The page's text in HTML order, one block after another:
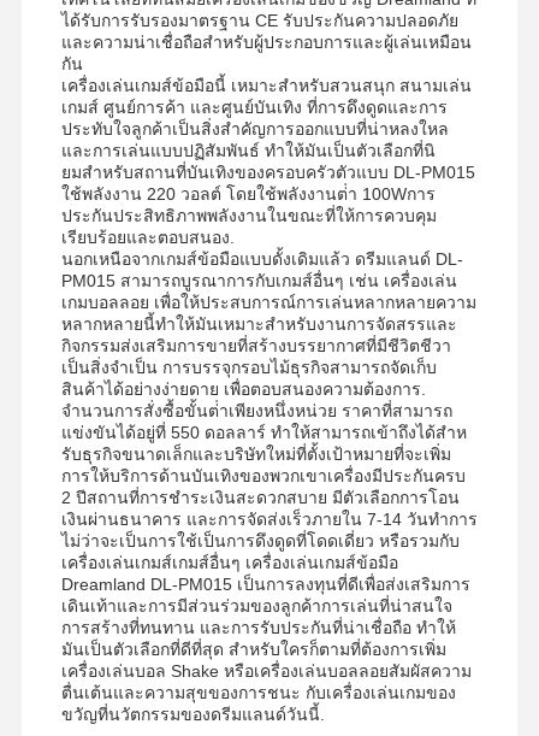
ทัวร์โรงงาน
ควบคุม
คุณภาพ
ติดต่อเรา ข่าว
ทุกกรณี ขออ้าง
เครื่องเกมสำหรับเด็ก
เครื่องเล่นเกมแข่งรถ
เครื่องยิงปลา
เครื่องเล่นเกมการซื้อตั๋ว
เครื่องเกมกรงเล็บ
เครื่องเล่นเกมสลักเหรียญ
อุปกรณ์สนามเด็กเล่นอ่อน
เกมจำลองมอเตอร์ไซค์
เครื่องจำลอง VR 360
ได้รับการรับรองมาตรฐาน CE รับประกันความปลอดภัย
และความน่าเชื่อถือสําหรับผู้ประกอบการและผู้เล่นเหมือน
กัน
เครื่องเล่นเกมส์ข้อมือนี้ เหมาะสําหรับสวนสนุก สนามเล่น
เกมส์ ศูนย์การค้า และศูนย์บันเทิง ที่การดึงดูดและการ
ประทับใจลูกค้าเป็นสิ่งสําคัญการออกแบบที่น่าหลงใหล
และการเล่นแบบปฏิสัมพันธ์ ทําให้มันเป็นตัวเลือกที่นิ
ยมสําหรับสถานที่บันเทิงของครอบครัวตัวแบบ DL-PM015
ใช้พลังงาน 220 วอลต์ โดยใช้พลังงานต่ํา 100Wการ
ประกันประสิทธิภาพพลังงานในขณะที่ให้การควบคุม
เรียบร้อยและตอบสนอง.
นอกเหนือจากเกมส์ข้อมือแบบดั้งเดิมแล้ว ดรีมแลนด์ DL-
PM015 สามารถบูรณาการกับเกมส์อื่นๆ เช่น เครื่องเล่น
เกมบอลลอย เพื่อให้ประสบการณ์การเล่นหลากหลายความ
หลากหลายนี้ทําให้มันเหมาะสําหรับงานการจัดสรรและ
กิจกรรมส่งเสริมการขายที่สร้างบรรยากาศที่มีชีวิตชีวา
เป็นสิ่งจําเป็น การบรรจุกรอบไม้ธุรกิจสามารถจัดเก็บ
สินค้าได้อย่างง่ายดาย เพื่อตอบสนองความต้องการ.
จํานวนการสั่งซื้อขั้นต่ําเพียงหนึ่งหน่วย ราคาที่สามารถ
แข่งขันได้อยู่ที่ 550 ดอลลาร์ ทําให้สามารถเข้าถึงได้สําห
รับธุรกิจขนาดเล็กและบริษัทใหม่ที่ตั้งเป้าหมายที่จะเพิ่ม
การให้บริการด้านบันเทิงของพวกเขาเครื่องมีประกันครบ
2 ปีสถานที่การชําระเงินสะดวกสบาย มีตัวเลือกการโอน
เงินผ่านธนาคาร และการจัดส่งเร็วภายใน 7-14 วันทําการ
ไม่ว่าจะเป็นการใช้เป็นการดึงดูดที่โดดเดี่ยว หรือรวมกับ
เครื่องเล่นเกมส์เกมส์อื่นๆ เครื่องเล่นเกมส์ข้อมือ
Dreamland DL-PM015 เป็นการลงทุนที่ดีเพื่อส่งเสริมการ
เดินเท้าและการมีส่วนร่วมของลูกค้าการเล่นที่น่าสนใจ
การสร้างที่ทนทาน และการรับประกันที่น่าเชื่อถือ ทําให้
มันเป็นตัวเลือกที่ดีที่สุด สําหรับใครก็ตามที่ต้องการเพิ่ม
เครื่องเล่นบอล Shake หรือเครื่องเล่นบอลลอยสัมผัสความ
ตื่นเต้นและความสุขของการชนะ กับเครื่องเล่นเกมของ
ขวัญที่นวัตกรรมของดรีมแลนด์วันนี้.